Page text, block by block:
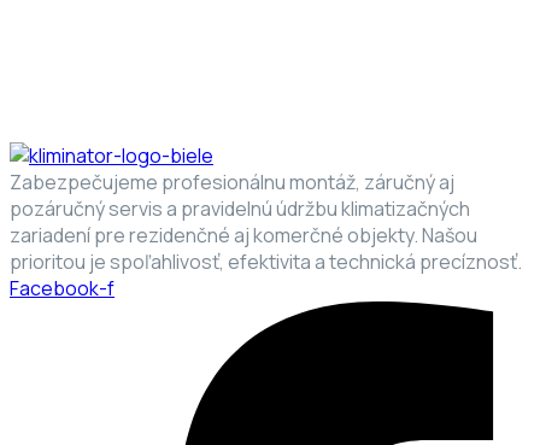
Zabezpečujeme profesionálnu montáž, záručný aj
pozáručný servis a pravidelnú údržbu klimatizačných
zariadení pre rezidenčné aj komerčné objekty. Našou
prioritou je spoľahlivosť, efektivita a technická precíznosť.
Facebook-f